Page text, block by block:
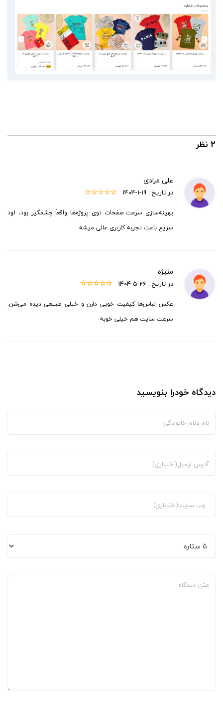
2 نظر
علی مرادی
در تاریخ : 1404-1-19
بهینه‌سازی سرعت صفحات توی پروژه‌ها واقعاً چشمگیر بود، لود
سریع باعث تجربه کاربری عالی میشه.
منیژه
در تاریخ : 1404-5-26
عکس لباس‌ها کیفیت خوبی دارن و خیلی طبیعی دیده می‌شن.
سرعت سایت هم خیلی خوبه
دیدگاه خودرا بنویسید